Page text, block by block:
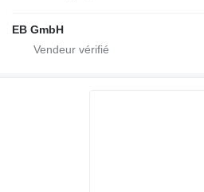
EB GmbH